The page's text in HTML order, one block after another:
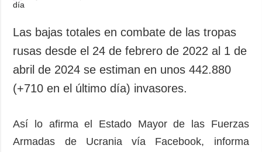
Defensa
Sociedad y
Cultura
Deportes
Desastres y
emergencias
privacidad y
protección de
Las bajas totales en combate de las tropas
rusas desde el 24 de febrero de 2022 al 1 de
abril de 2024 se estiman en unos 442.880
(+710 en el último día) invasores.
Así lo afirma el Estado Mayor de las Fuerzas
Armadas de Ucrania vía Facebook, informa